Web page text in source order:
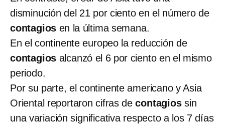
disminución del 21 por ciento en el número de
contagios en la última semana.
En el continente europeo la reducción de
contagios alcanzó el 6 por ciento en el mismo
periodo.
Por su parte, el continente americano y Asia
Oriental reportaron cifras decontagiossin
una variación significativa respecto a los 7 días